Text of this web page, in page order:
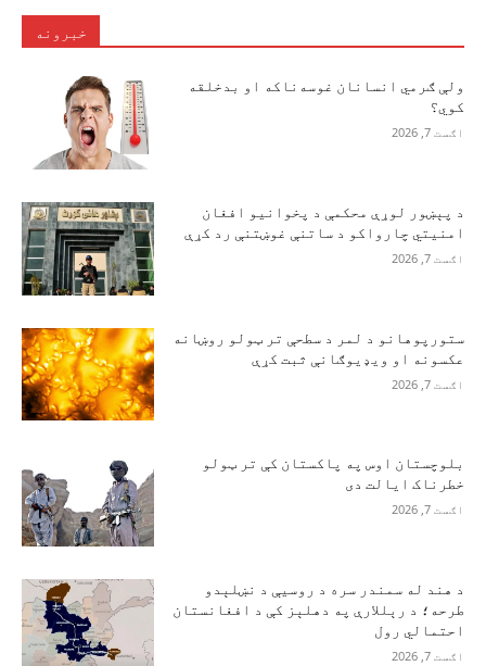
خبرونه
ولې ګرمي انسانان غوسه‌ناکه او بدخلقه
کوي؟
اګست 7, 2026
د پېښور لوړې محکمې د پخوانیو افغان
امنیتي چارواکو د ساتنې غوښتنې رد کړې
اګست 7, 2026
ستورپوهانو د لمر د سطحې تر ټولو روښانه
عکسونه او ویډیوګانې ثبت کړې
اګست 7, 2026
بلوچستان اوس په پاکستان کې تر ټولو
خطرناک ایالت دی
اګست 7, 2026
د هند له سمندر سره د روسیې د نښلېدو
طرحه؛ د رېللارې په دهلېز کې د افغانستان
احتمالي رول
اګست 7, 2026